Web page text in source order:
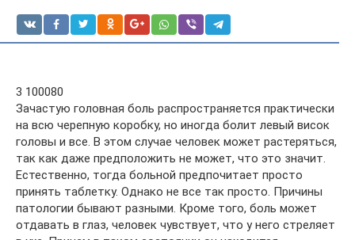
3 100080
Зачастую головная боль распространяется практически
на всю черепную коробку, но иногда болит левый висок
головы и все. В этом случае человек может растеряться,
так как даже предположить не может, что это значит.
Естественно, тогда больной предпочитает просто
принять таблетку. Однако не все так просто. Причины
патологии бывают разными. Кроме того, боль может
отдавать в глаз, человек чувствует, что у него стреляет